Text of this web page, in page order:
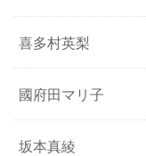
喜多村英梨
國府田マリ子
坂本真綾